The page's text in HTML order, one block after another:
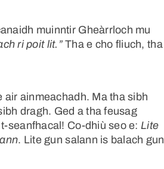
muinntir Gheàrrloch mu
ri poit lit.”Tha e cho fliuch, tha
ainmeachadh. Ma tha sibh
dragh. Ged a tha feusag
seanfhacal! Co-dhiù seo e:Lite
. Lite gun salann is balach gun